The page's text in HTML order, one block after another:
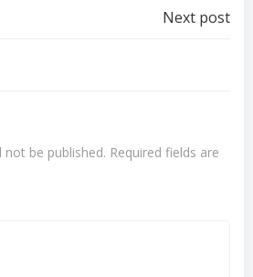
Next post
not be published. Required fields are